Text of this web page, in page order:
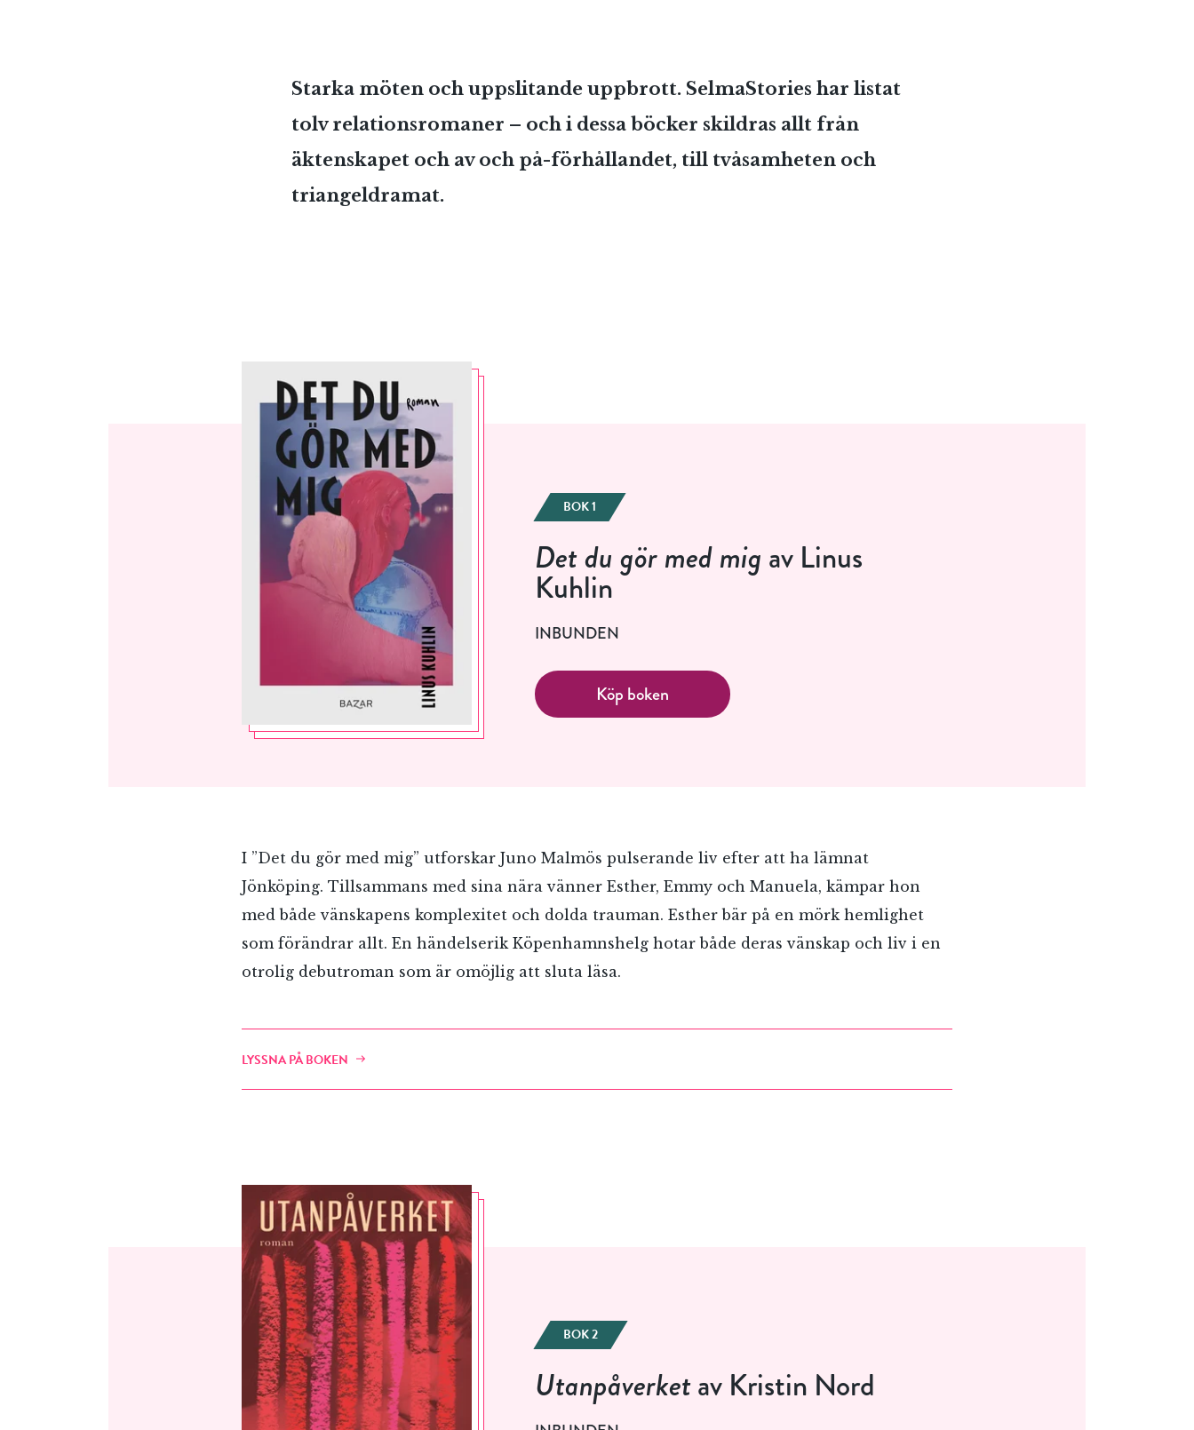
Jag accepterar villkoren.
ÅNGRA OCH STÄNG
Starka möten och uppslitande uppbrott. SelmaStories har listat
tolv relationsromaner – och i dessa böcker skildras allt från
äktenskapet och av och på-förhållandet, till tvåsamheten och
triangeldramat.
BOK 1
Det du gör med mig av Linus
Kuhlin
INBUNDEN
Köp boken
I ”Det du gör med mig” utforskar Juno Malmös pulserande liv efter att ha lämnat
Jönköping. Tillsammans med sina nära vänner Esther, Emmy och Manuela, kämpar hon
med både vänskapens komplexitet och dolda trauman. Esther bär på en mörk hemlighet
som förändrar allt. En händelserik Köpenhamnshelg hotar både deras vänskap och liv i en
otrolig debutroman som är omöjlig att sluta läsa.
LYSSNA PÅ BOKEN
BOK 2
Utanpåverketav Kristin Nord